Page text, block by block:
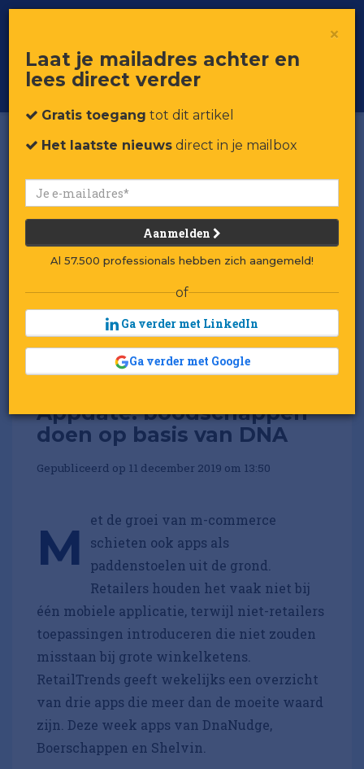
Voor professionals in retail & brands
Toggle
Appdate: boodschappen
doen op basis van DNA
Gepubliceerd op 11 december 2019 om 13:50
M
et de groei van m-commerce
schieten ook apps als
paddenstoelen uit de grond.
Retailers houden het vaak niet bij
één mobiele applicatie, terwijl niet-retailers
toepassingen introduceren die niet zouden
misstaan bij grote winkelketens.
RetailTrends geeft wekelijks een overzicht
van drie apps die meer dan de moeite waard
zijn. Deze week apps van DnaNudge,
Boerschappen en Shelvin.
×
Laat je mailadres achter en
lees direct verder
Gratis toegang tot dit artikel
Het laatste nieuws direct in je mailbox
Aanmelden
Al 57.500 professionals hebben zich aangemeld!
of
Ga verder met LinkedIn
Ga verder met Google